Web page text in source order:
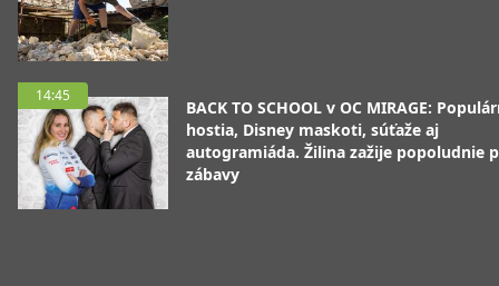
14:45
BACK TO SCHOOL v OC MIRAGE:
hostia, Disney maskoti, súťaže aj
autogramiáda. Žilina zažije popoludnie
zábavy